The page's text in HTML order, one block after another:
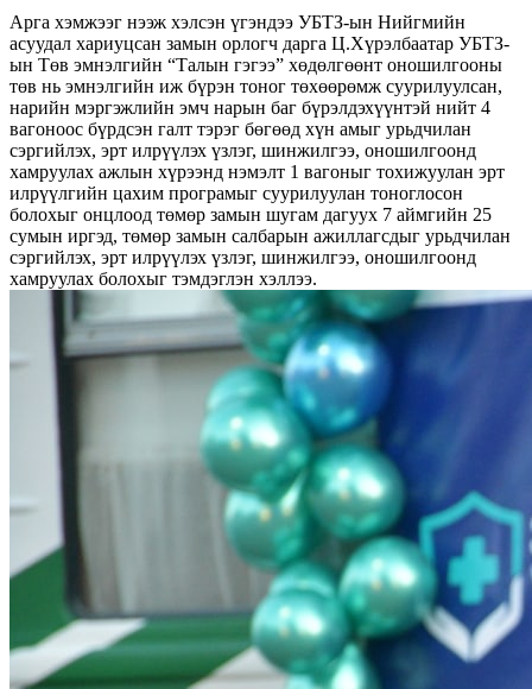
Арга хэмжээг нээж хэлсэн үгэндээ УБТЗ-ын Нийгмийн
асуудал хариуцсан замын орлогч дарга Ц.Хүрэлбаатар УБТЗ-
ын Төв эмнэлгийн “Талын гэгээ” хөдөлгөөнт оношилгооны
төв нь эмнэлгийн иж бүрэн тоног төхөөрөмж суурилуулсан,
нарийн мэргэжлийн эмч нарын баг бүрэлдэхүүнтэй нийт 4
вагоноос бүрдсэн галт тэрэг бөгөөд хүн амыг урьдчилан
сэргийлэх, эрт илрүүлэх үзлэг, шинжилгээ, оношилгоонд
хамруулах ажлын хүрээнд нэмэлт 1 вагоныг тохижуулан эрт
илрүүлгийн цахим програмыг суурилуулан тоноглосон
болохыг онцлоод төмөр замын шугам дагуух 7 аймгийн 25
сумын иргэд, төмөр замын салбарын ажиллагсдыг урьдчилан
сэргийлэх, эрт илрүүлэх үзлэг, шинжилгээ, оношилгоонд
хамруулах болохыг тэмдэглэн хэллээ.